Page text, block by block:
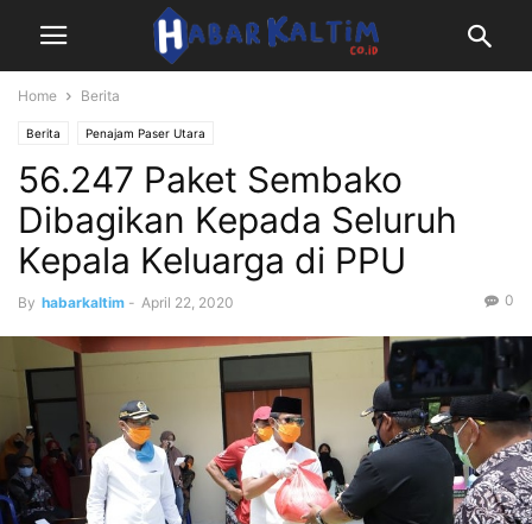
Home Berita
Berita Penajam Paser Utara
56.247 Paket Sembako
Dibagikan Kepada Seluruh
Kepala Keluarga di PPU
By habarkaltim - April 22, 2020 0